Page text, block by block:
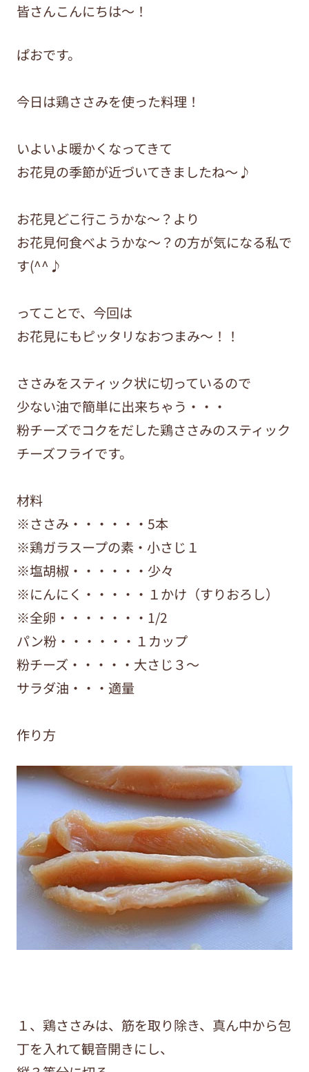
皆さんこんにちは〜！
ぱおです。
今日は鶏ささみを使った料理！
いよいよ暖かくなってきて
お花見の季節が近づいてきましたね〜♪
お花見どこ行こうかな〜？より
お花見何食べようかな〜？の方が気になる私で
す(^^♪
ってことで、今回は
お花見にもピッタリなおつまみ〜！！
ささみをスティック状に切っているので
少ない油で簡単に出来ちゃう・・・
粉チーズでコクをだした鶏ささみのスティック
チーズフライです。
材料
※ささみ・・・・・・5本
※鶏ガラスープの素・小さじ１
※塩胡椒・・・・・・少々
※にんにく・・・・・１かけ（すりおろし）
※全卵・・・・・・・1/2
パン粉・・・・・・１カップ
粉チーズ・・・・・大さじ３〜
サラダ油・・・適量
作り方
１、鶏ささみは、筋を取り除き、真ん中から包
丁を入れて観音開きにし、